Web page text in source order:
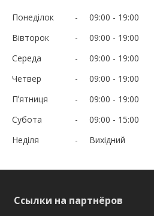
Понеділок 09:00
19:00
Вівторок
09:00
19:00
Середа
09:00
19:00
Четвер
09:00
19:00
Пʼятниця
09:00
19:00
Субота
09:00
15:00
Неділя
Вихідний
Ссылки на партнёров